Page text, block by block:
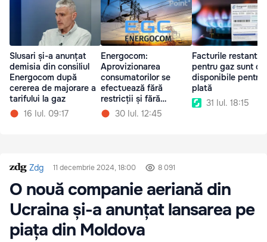
Slusari și-a anunțat
demisia din consiliul
Energocom după
cererea de majorare a
tarifului la gaz
16 Iul. 09:17
Energocom:
Aprovizionarea
consumatorilor se
efectuează fără
restricții și fără
deconectări
30 Iul. 12:45
Facturile restante
pentru gaz sunt
disponibile pentru
plată
31 Iul. 18:15
Zdg 11 decembrie 2024, 18:00 8 091
O nouă companie aeriană din
Ucraina și-a anunțat lansarea pe
piața din Moldova